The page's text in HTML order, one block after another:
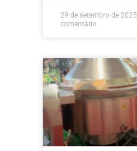
29 de setembro de 2025
comentário